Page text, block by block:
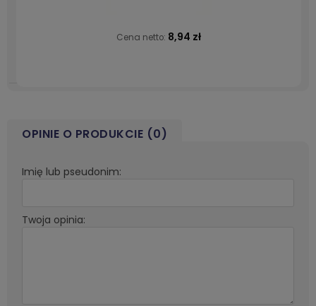
Cena netto: 8,94 zł
OPINIE O PRODUKCIE (0)
Imię lub pseudonim:
Twoja opinia: